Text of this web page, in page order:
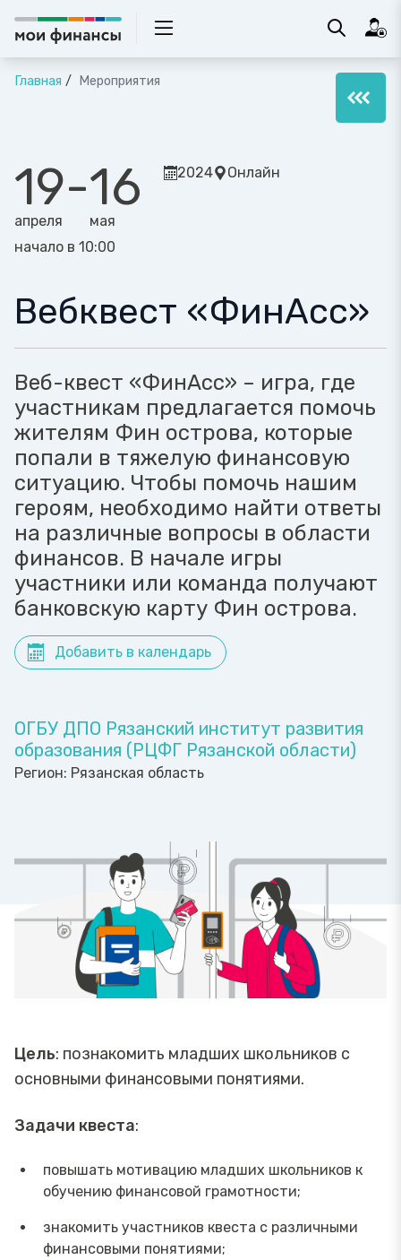
Главная Мероприятия
19
апреля
-16
мая
начало в 10:00
2024 Онлайн
Вебквест «ФинАсс»
Веб-квест «ФинАсс» – игра, где
участникам предлагается помочь
жителям Фин острова, которые
попали в тяжелую финансовую
ситуацию. Чтобы помочь нашим
героям, необходимо найти ответы
на различные вопросы в области
финансов. В начале игры
участники или команда получают
банковскую карту Фин острова.
Добавить в календарь
ОГБУ ДПО Рязанский институт развития
образования (РЦФГ Рязанской области)
Регион: Рязанская область
Цель: познакомить младших школьников с
основными финансовыми понятиями.
Задачи квеста:
повышать мотивацию младших школьников к
обучению финансовой грамотности;
знакомить участников квеста с различными
финансовыми понятиями;